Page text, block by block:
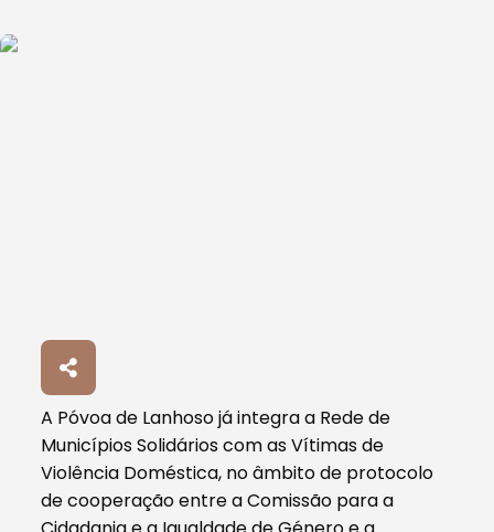
A Póvoa de Lanhoso já integra a Rede de
Municípios Solidários com as Vítimas de
Violência Doméstica, no âmbito de protocolo
de cooperação entre a Comissão para a